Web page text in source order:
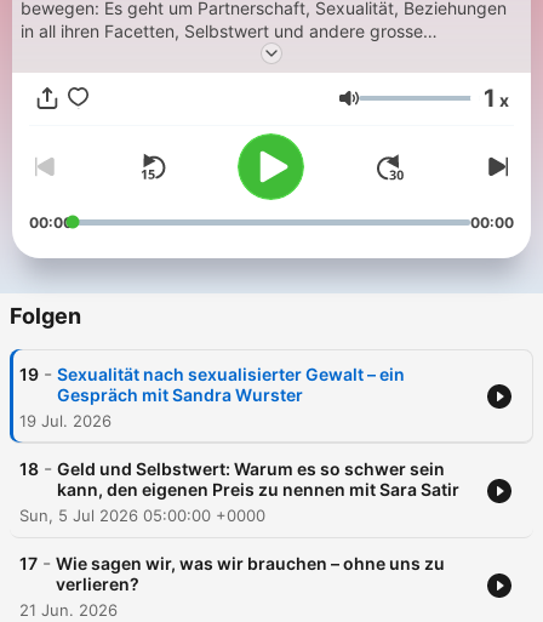
bewegen: Es geht um Partnerschaft, Sexualität, Beziehungen
in all ihren Facetten, Selbstwert und andere grosse
und Klienten dabei, neue Perspektiven zu entdecken,
Zusammenhänge zu verstehen und Veränderung zu
Lautstärke 1 x
00:00 00:00
Folgen
19 - Sexualität nach sexualisierter Gewalt – ein
Gespräch mit Sandra Wurster
19 Jul. 2026
18 - Geld und Selbstwert: Warum es so schwer sein
kann, den eigenen Preis zu nennen mit Sara Satir
Sun, 5 Jul 2026 05:00:00 +0000
17 - Wie sagen wir, was wir brauchen – ohne uns zu
verlieren?
21 Jun. 2026